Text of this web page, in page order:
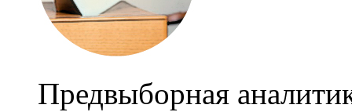
Предвыборная